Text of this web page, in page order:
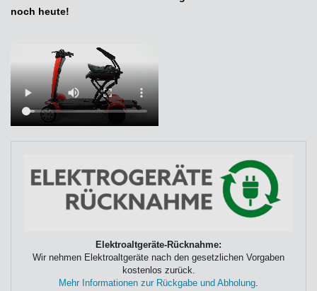
noch heute!
Elektroaltgeräte-Rücknahme:
Wir nehmen Elektroaltgeräte nach den gesetzlichen Vorgaben
kostenlos zurück.
Mehr Informationen zur Rückgabe und Abholung